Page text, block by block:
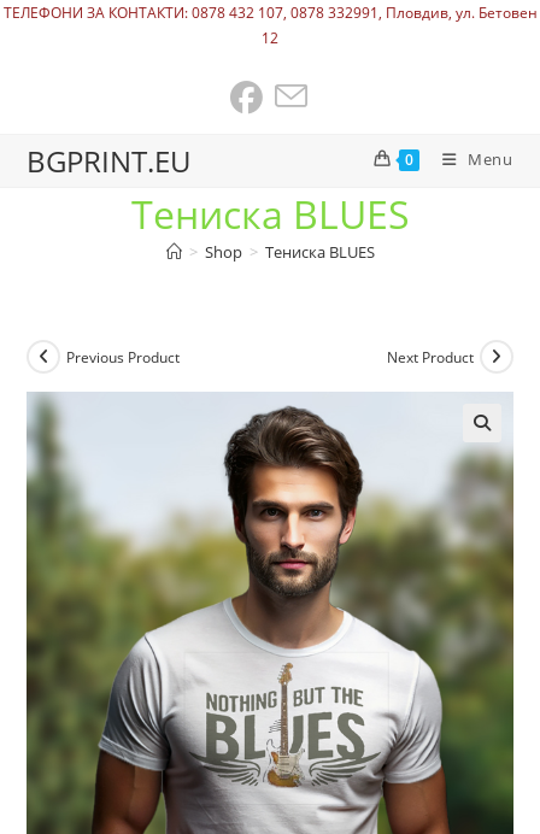
ТЕЛЕФОНИ ЗА КОНТАКТИ: 0878 432 107, 0878 332991, Пловдив, ул. Бетовен
12
BGPRINT.EU 0 Menu
Тениска BLUES
> Shop > Тениска BLUES
Previous Product Next Product